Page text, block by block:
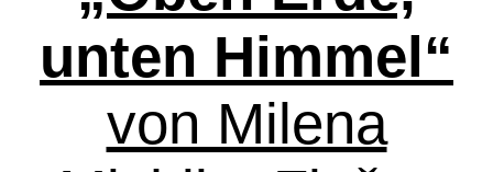
unten Himmel“
von Milena